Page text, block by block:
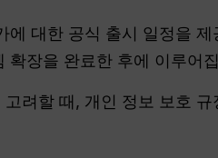
대한 공식 출시 일정을
장을 완료한 후에 이루어
려할 때, 개인 정보 보호